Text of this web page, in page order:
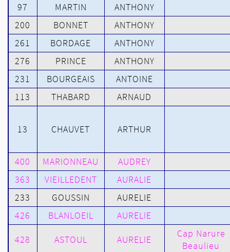
97
MARTIN
ANTHONY
200
BONNET
ANTHONY
261
BORDAGE
ANTHONY
276
PRINCE
ANTHONY
231
BOURGEAIS
ANTOINE
113
THABARD ARNAUD
13 CHAUVET ARTHUR
400 MARIONNEAU
AUDREY
363
VIEILLEDENT
AURALIE
233
GOUSSIN
AURELIE
426
BLANLOEIL AURELIE
428 ASTOUL AURELIE
Cap Narure
Beaulieu